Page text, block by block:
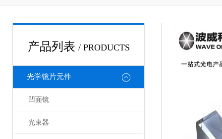
产品列表 / PRODUCTS
光学镜片元件
凹面镜
光束器